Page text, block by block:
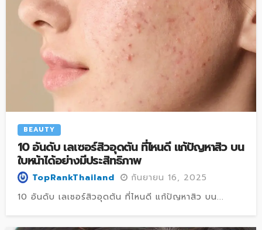
BEAUTY
10 อันดับ เลเซอร์สิวอุดตัน ที่ไหนดี แก้ปัญหาสิว บน
ใบหน้าได้อย่างมีประสิทธิภาพ
TopRankThailand
กันยายน 16, 2025
10 อันดับ เลเซอร์สิวอุดตัน ที่ไหนดี แก้ปัญหาสิว บน...